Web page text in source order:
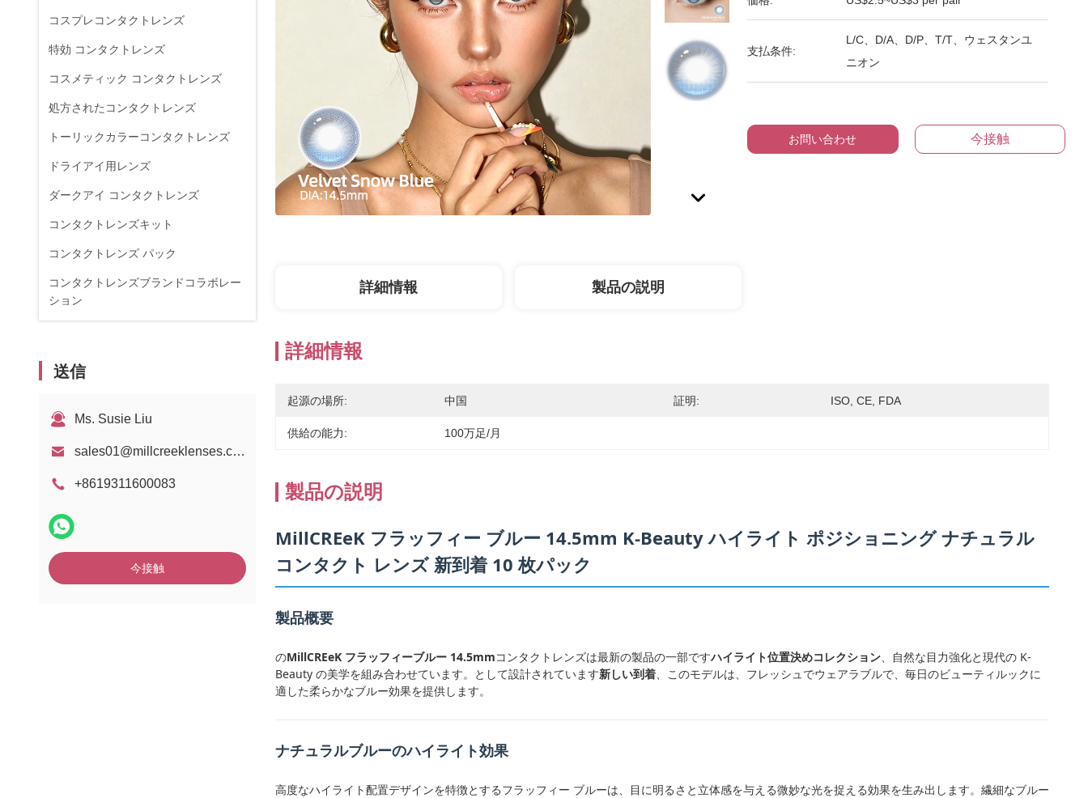
コスプレコンタクトレンズ
特効 コンタクトレンズ
コスメティック コンタクトレンズ
処方されたコンタクトレンズ
トーリックカラーコンタクトレンズ
ドライアイ用レンズ
ダークアイ コンタクトレンズ
コンタクトレンズキット
コンタクトレンズ パック
コンタクトレンズブランドコラボレー
ション
送信
Ms. Susie Liu
sales01@millcreeklenses.com
+8619311600083
今接触
支払条件:
L/C、D/A、D/P、T/T、ウェスタンユ
ニオン
お問い合わせ 今接触
詳細情報 製品の説明
詳細情報
起源の場所: 中国 証明: ISO, CE, FDA
供給の能力: 100万足/月
製品の説明
MillCREeK フラッフィー ブルー 14.5mm K-Beauty ハイライト ポジショニング ナチュラル
コンタクト レンズ 新到着 10 枚パック
製品概要
のMillCREeK フラッフィーブルー 14.5mmコンタクトレンズは最新の製品の一部ですハイライト位置決めコレクション、自然な目力強化と現代の K-
Beauty の美学を組み合わせています。として設計されています新しい到着、このモデルは、フレッシュでウェアラブルで、毎日のビューティルックに
適した柔らかなブルー効果を提供します。
ナチュラルブルーのハイライト効果
高度なハイライト配置デザインを特徴とするフラッフィー ブルーは、目に明るさと立体感を与える微妙な光を捉える効果を生み出します。繊細なブルー